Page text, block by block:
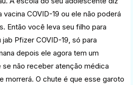
COVID-19 ou ele não poderá
Então você leva seu filho para
Pfizer COVID-19, só para
depois ele agora tem um
não receber atenção médica
morrerá. O chute é que esse garoto